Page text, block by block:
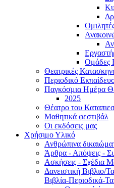
Ομάδες
Θεατρικές
Περιοδικό
Παγκόσμια Ημέρα
2025
Θέατρο του
Μαθητικά φεστιβάλ
Οι εκδόσεις μας
Χρήσιμο Υλικό
Ανθρώπινα
Άρθρα - Απόψεις -
Ασκήσεις - Σχέδια
Δανειστική Βιβλιο/
Βιβλία-Περιοδικά-